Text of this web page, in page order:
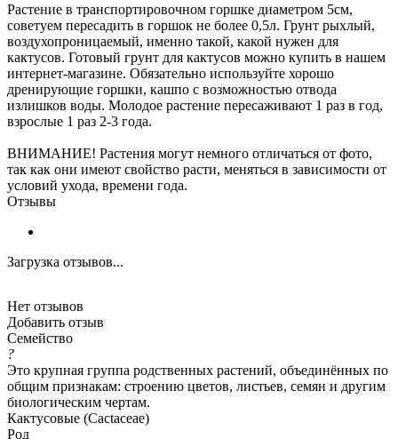
Растение в транспортировочном горшке диаметром 5см,
советуем пересадить в горшок не более 0,5л. Грунт рыхлый,
воздухопроницаемый, именно такой, какой нужен для
кактусов. Готовый грунт для кактусов можно купить в нашем
интернет-магазине. Обязательно используйте хорошо
дренирующие горшки, кашпо с возможностью отвода
излишков воды. Молодое растение пересаживают 1 раз в год,
взрослые 1 раз 2-3 года.
ВНИМАНИЕ! Растения могут немного отличаться от фото,
так как они имеют свойство расти, меняться в зависимости от
условий ухода, времени года.
Отзывы
Загрузка отзывов...
Нет отзывов
Добавить отзыв
Семейство
?
Это крупная группа родственных растений, объединённых по
общим признакам: строению цветов, листьев, семян и другим
биологическим чертам.
Кактусовые (Cactaceae)
Род